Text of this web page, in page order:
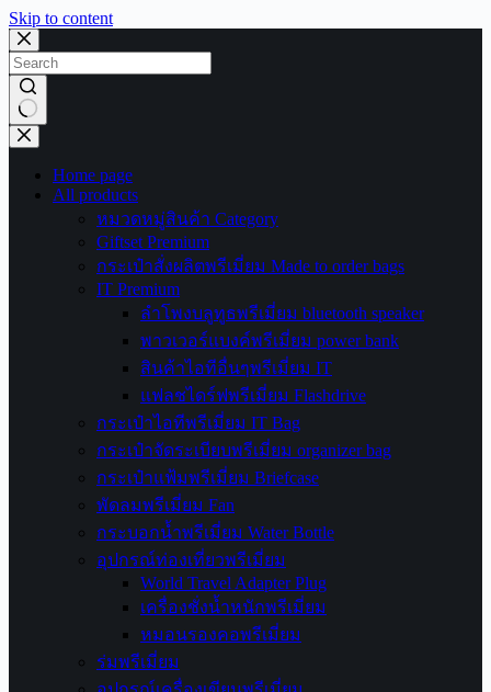
Skip to content
No
results
Home page
All products
หมวดหมู่สินค้า Category
Giftset Premium
กระเป๋าสั่งผลิตพรีเมี่ยม Made to order bags
IT Premium
ลำโพงบลูทูธพรีเมี่ยม bluetooth speaker
พาวเวอร์แบงค์พรีเมี่ยม power bank
สินค้าไอทีอื่นๆพรีเมี่ยม IT
แฟลชไดร์ฟพรีเมี่ยม Flashdrive
กระเป๋าไอทีพรีเมี่ยม IT Bag
กระเป๋าจัดระเบียบพรีเมี่ยม organizer bag
กระเป๋าแฟ้มพรีเมี่ยม Briefcase
พัดลมพรีเมี่ยม Fan
กระบอกน้ำพรีเมี่ยม Water Bottle
อุปกรณ์ท่องเที่ยวพรีเมี่ยม
World Travel Adapter Plug
เครื่องชั่งน้ำหนักพรีเมี่ยม
หมอนรองคอพรีเมี่ยม
ร่มพรีเมี่ยม